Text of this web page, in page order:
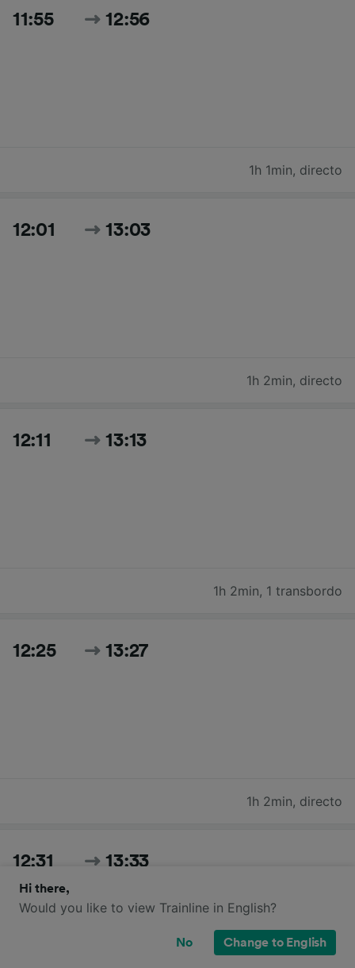
11:55 12:56
1h 1min, directo
12:01 13:03
1h 2min, directo
12:11 13:13
1h 2min, 1 transbordo
12:25 13:27
1h 2min, directo
12:31 13:33
Hi there,
Would you like to view Trainline in English?
No Change to English